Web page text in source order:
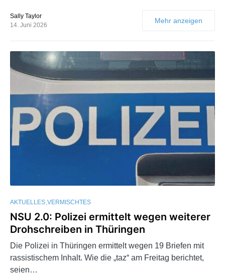
Sally Taylor
14. Juni 2026
Mehr anzeigen
AKTUELLES VERMISCHTES
NSU 2.0: Polizei ermittelt wegen weiterer
Drohschreiben in Thüringen
Die Polizei in Thüringen ermittelt wegen 19 Briefen mit
rassistischem Inhalt. Wie die „taz“ am Freitag berichtet,
seien…